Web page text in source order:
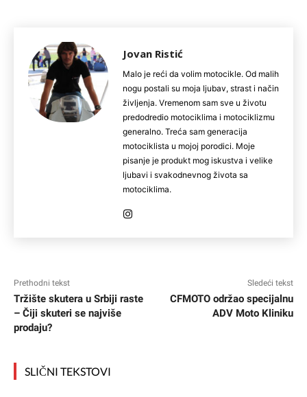
Jovan Ristić
Malo je reći da volim motocikle. Od malih
nogu postali su moja ljubav, strast i način
življenja. Vremenom sam sve u životu
predodredio motociklima i motociklizmu
generalno. Treća sam generacija
motociklista u mojoj porodici. Moje
pisanje je produkt mog iskustva i velike
ljubavi i svakodnevnog života sa
motociklima.
Prethodni tekst
Tržište skutera u Srbiji raste
– Čiji skuteri se najviše
prodaju?
Sledeći tekst
CFMOTO održao specijalnu
ADV Moto Kliniku
SLIČNI TEKSTOVI